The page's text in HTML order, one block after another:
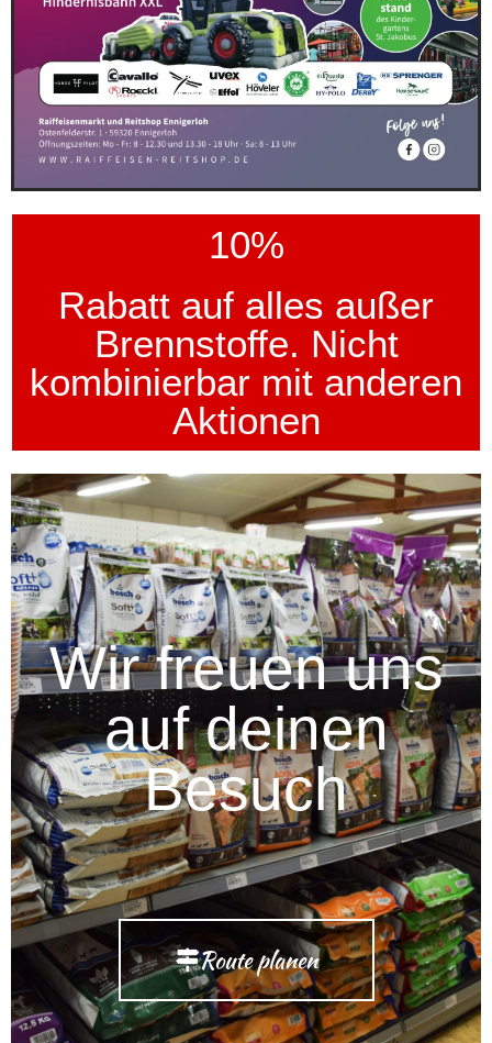
10%
Rabatt auf alles außer
Brennstoffe. Nicht
kombinierbar mit anderen
Aktionen
Wir freuen uns
auf deinen
Besuch
Route planen